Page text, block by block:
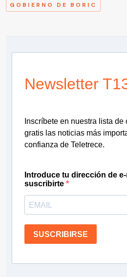
GOBIERNO DE BORIC
Newsletter
Inscríbete en nuestra lista
gratis las noticias más
confianza de Teletrece.
Introduce tu dirección de
suscribirte
SUSCRIBIRSE